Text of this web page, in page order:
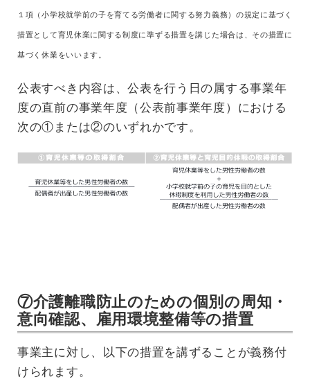
１項（小学校就学前の子を育てる労働者に関する努力義務）の規定に基づく
措置として育児休業に関する制度に準ずる措置を講じた場合は、その措置に
基づく休業をいいます。
公表すべき内容は、公表を行う日の属する事業年
度の直前の事業年度（公表前事業年度）における
次の①または②のいずれかです。
⑦介護離職防止のための個別の周知・
意向確認、雇用環境整備等の措置
事業主に対し、以下の措置を講ずることが義務付
けられます。